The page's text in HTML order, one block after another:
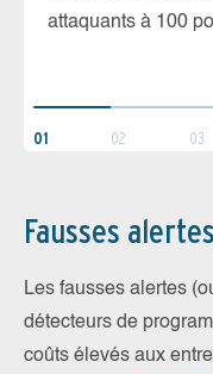
attaquants à 100
01
02 03
Fausses
Les fausses alertes
détecteurs de
coûts élevés aux